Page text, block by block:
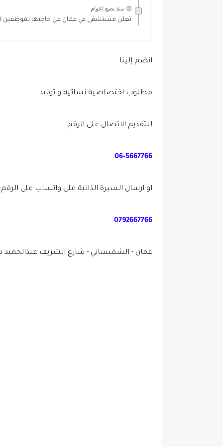
منذ بضع اعوام
تعلن مستشفى في عمان عن حاجتها لموظفين
انضم إلينا
مطلوب اختصاصية نسائية و توليد
للتقديم الاتصال على الرقم:
06-5667766
او ارسال السيرة الذاتية على واتساب على
0792667766
عمان - الشميساني - شارع الشريف